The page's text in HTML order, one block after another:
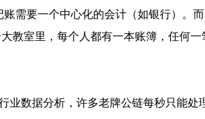
账需要一个中心化的会计（如银行）。
教室里，每个人都有一本账簿，任何
行业数据分析，许多老牌公链每秒只能